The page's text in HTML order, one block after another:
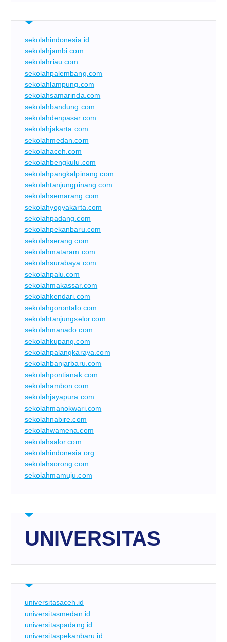
sekolahindonesia.id
sekolahjambi.com
sekolahriau.com
sekolahpalembang.com
sekolahlampung.com
sekolahsamarinda.com
sekolahbandung.com
sekolahdenpasar.com
sekolahjakarta.com
sekolahmedan.com
sekolahaceh.com
sekolahbengkulu.com
sekolahpangkalpinang.com
sekolahtanjungpinang.com
sekolahsemarang.com
sekolahyogyakarta.com
sekolahpadang.com
sekolahpekanbaru.com
sekolahserang.com
sekolahmataram.com
sekolahsurabaya.com
sekolahpalu.com
sekolahmakassar.com
sekolahkendari.com
sekolahgorontalo.com
sekolahtanjungselor.com
sekolahmanado.com
sekolahkupang.com
sekolahpalangkaraya.com
sekolahbanjarbaru.com
sekolahpontianak.com
sekolahambon.com
sekolahjayapura.com
sekolahmanokwari.com
sekolahnabire.com
sekolahwamena.com
sekolahsalor.com
sekolahindonesia.org
sekolahsorong.com
sekolahmamuju.com
UNIVERSITAS
universitasaceh.id
universitasmedan.id
universitaspadang.id
universitaspekanbaru.id